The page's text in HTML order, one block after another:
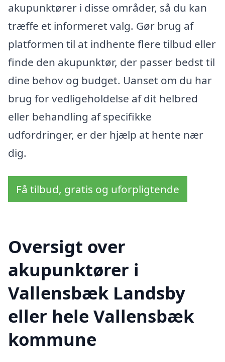
akupunktører i disse områder, så du kan
træffe et informeret valg. Gør brug af
platformen til at indhente flere tilbud eller
finde den akupunktør, der passer bedst til
dine behov og budget. Uanset om du har
brug for vedligeholdelse af dit helbred
eller behandling af specifikke
udfordringer, er der hjælp at hente nær
dig.
Få tilbud, gratis og uforpligtende
Oversigt over
akupunktører i
Vallensbæk Landsby
eller hele Vallensbæk
kommune